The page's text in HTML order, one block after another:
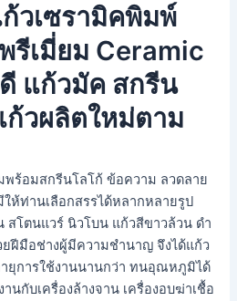
วเซรามิคพิมพ์
รีเมี่ยม Ceramic
แก้วมัค สกรีน
วผลิตใหม่ตาม
พร้อมสกรีนโลโก้ ข้อความ ลวดลาย
ห้ท่านเลือกสรรได้หลากหลายรูป
สโตนแวร์ นิวโบน แก้วสีขาวล้วน ดำ
ฝีมือช่างผู้มีความชำนาญ จึงได้แก้ว
ยุการใช้งานนานกว่า ทนอุณหภูมิได้
นกับเครื่องล้างจาน เครื่องอบฆ่าเชื้อ